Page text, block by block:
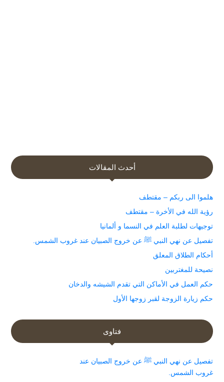
أحدث المقالات
هلموا الى ربكم – مقتطف
رؤية الله في الأخرة – مقتطف
توجيهات لطلبة العلم في النسما و ألمانيا
تفصيل عن نهي النبي ﷺ عن خروج الصبيان عند غروب الشمس.
أحكام الطلاق المعلق
نصيحة للمغتربين
حكم العمل في الأماكن التي تقدم الشيشه والدخان
حكم زيارة الزوجة لقبر زوجها الأول
فتاوى
تفصيل عن نهي النبي ﷺ عن خروج الصبيان عند
غروب الشمس.